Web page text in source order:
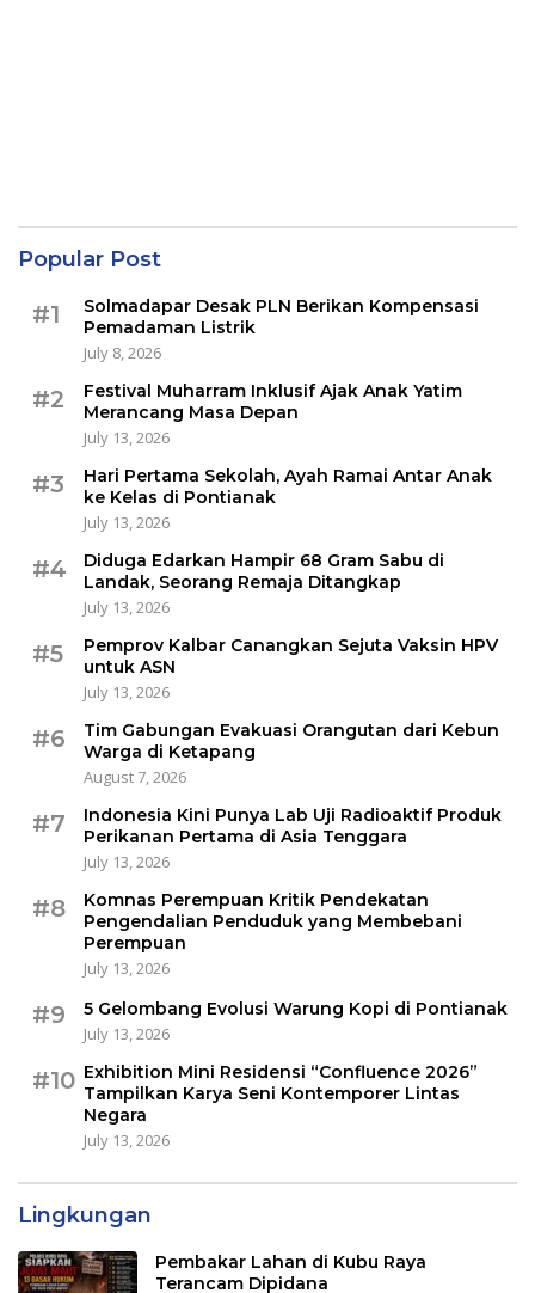
Popular Post
#1
Solmadapar Desak PLN Berikan Kompensasi
Pemadaman Listrik
July 8, 2026
#2
Festival Muharram Inklusif Ajak Anak Yatim
Merancang Masa Depan
July 13, 2026
#3
Hari Pertama Sekolah, Ayah Ramai Antar Anak
ke Kelas di Pontianak
July 13, 2026
#4
Diduga Edarkan Hampir 68 Gram Sabu di
Landak, Seorang Remaja Ditangkap
July 13, 2026
#5
Pemprov Kalbar Canangkan Sejuta Vaksin HPV
untuk ASN
July 13, 2026
#6
Tim Gabungan Evakuasi Orangutan dari Kebun
Warga di Ketapang
August 7, 2026
#7
Indonesia Kini Punya Lab Uji Radioaktif Produk
Perikanan Pertama di Asia Tenggara
July 13, 2026
#8
Komnas Perempuan Kritik Pendekatan
Pengendalian Penduduk yang Membebani
Perempuan
July 13, 2026
#9
5 Gelombang Evolusi Warung Kopi di Pontianak
July 13, 2026
#10 Exhibition Mini Residensi “Confluence 2026”
Tampilkan Karya Seni Kontemporer Lintas
Negara
July 13, 2026
Lingkungan
Pembakar Lahan di Kubu Raya
Terancam Dipidana